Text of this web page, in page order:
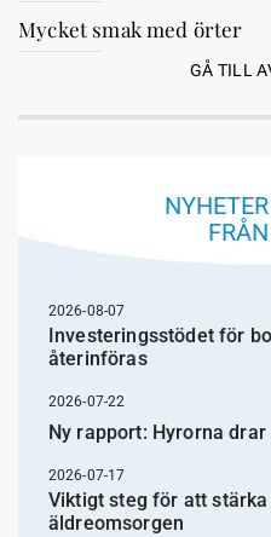
Mycket smak med örter
GÅ TILL
NYHETER
FRÅN
2026-08-07
Investeringsstödet för
återinföras
2026-07-22
Ny rapport: Hyrorna
2026-07-17
Viktigt steg för att
äldreomsorgen